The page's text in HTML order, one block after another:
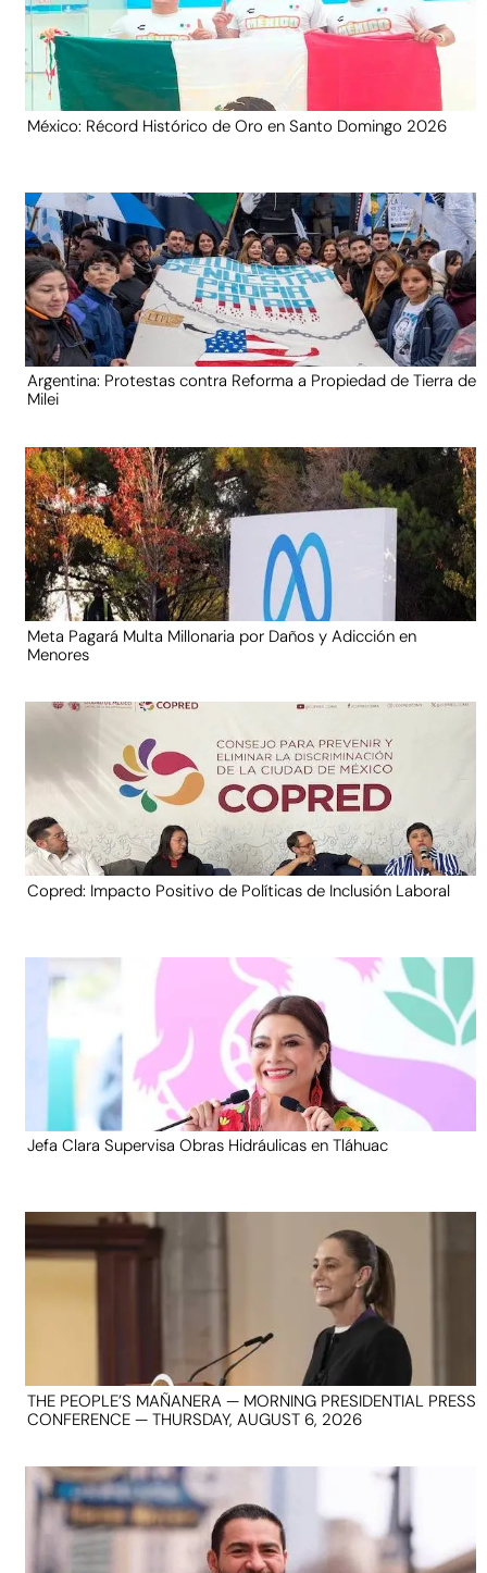
México: Récord Histórico de Oro en Santo Domingo 2026
Argentina: Protestas contra Reforma a Propiedad de Tierra de
Milei
Meta Pagará Multa Millonaria por Daños y Adicción en
Menores
Copred: Impacto Positivo de Políticas de Inclusión Laboral
Jefa Clara Supervisa Obras Hidráulicas en Tláhuac
THE PEOPLE’S MAÑANERA — MORNING PRESIDENTIAL PRESS
CONFERENCE — THURSDAY, AUGUST 6, 2026